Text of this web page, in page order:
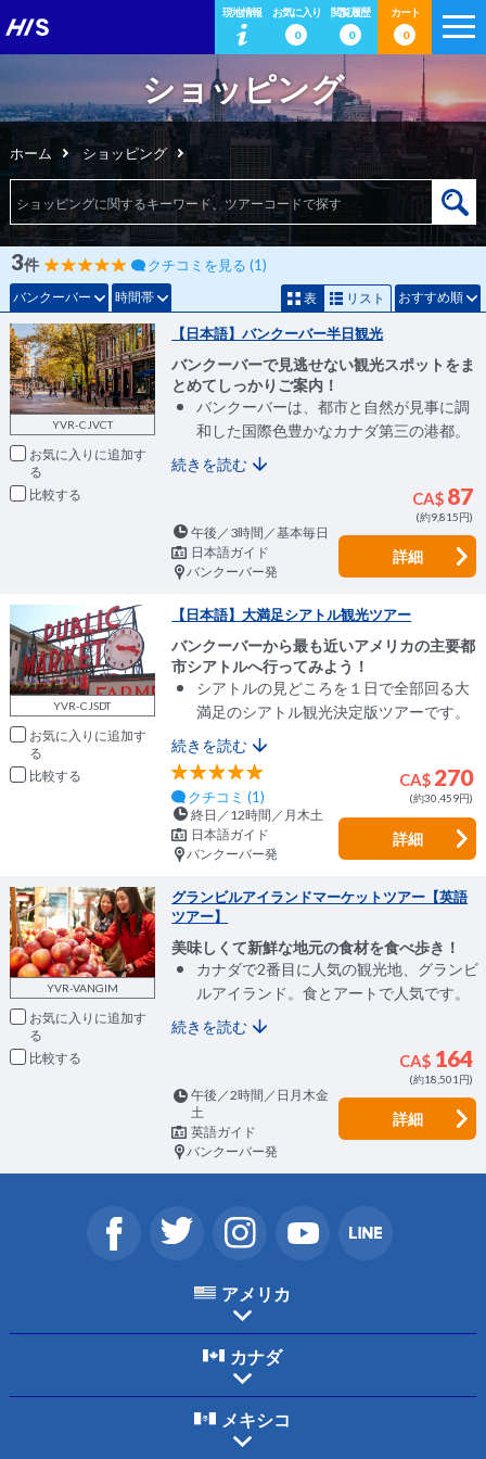
現地情報
お気に入り
0
閲覧履歴
0
カート
0
ショッピング
ホーム ショッピング
バンクーバー 時間帯
3件 クチコミを見る (1)
表 リスト おすすめ順
YVR-CJVCT
お気に入りに追加
比較
【日本語】バンクーバー半日観光
バンクーバーで見逃せない観光スポットをま
とめてしっかりご案内！
バンクーバーは、都市と自然が見事に調
和した国際色豊かなカナダ第三の港都。
続きを読む
CA$ 87
(約9,815円)
午後／3時間／基本毎日
日本語ガイド
バンクーバー発
詳細
YVR-CJSDT
お気に入りに追加
比較
【日本語】大満足シアトル観光ツアー
バンクーバーから最も近いアメリカの主要都
市シアトルへ行ってみよう！
シアトルの見どころを１日で全部回る大
満足のシアトル観光決定版ツアーです。
続きを読む
クチコミ (1)
CA$ 270
(約30,459円)
終日／12時間／月木土
日本語ガイド
バンクーバー発
詳細
YVR-VANGIM
お気に入りに追加
比較
グランビルアイランドマーケットツアー【英語
ツアー】
美味しくて新鮮な地元の食材を食べ歩き！
カナダで2番目に人気の観光地、グランビ
ルアイランド。食とアートで人気です。
続きを読む
CA$ 164
(約18,501円)
午後／2時間／日月木金
土
英語ガイド
バンクーバー発
詳細
アメリカ
カナダ
メキシコ